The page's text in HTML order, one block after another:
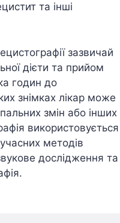
та інші
зазвичай
дієти та прийом
годин до
знімках лікар може
змін або інших
використовується
методів
дослідження та